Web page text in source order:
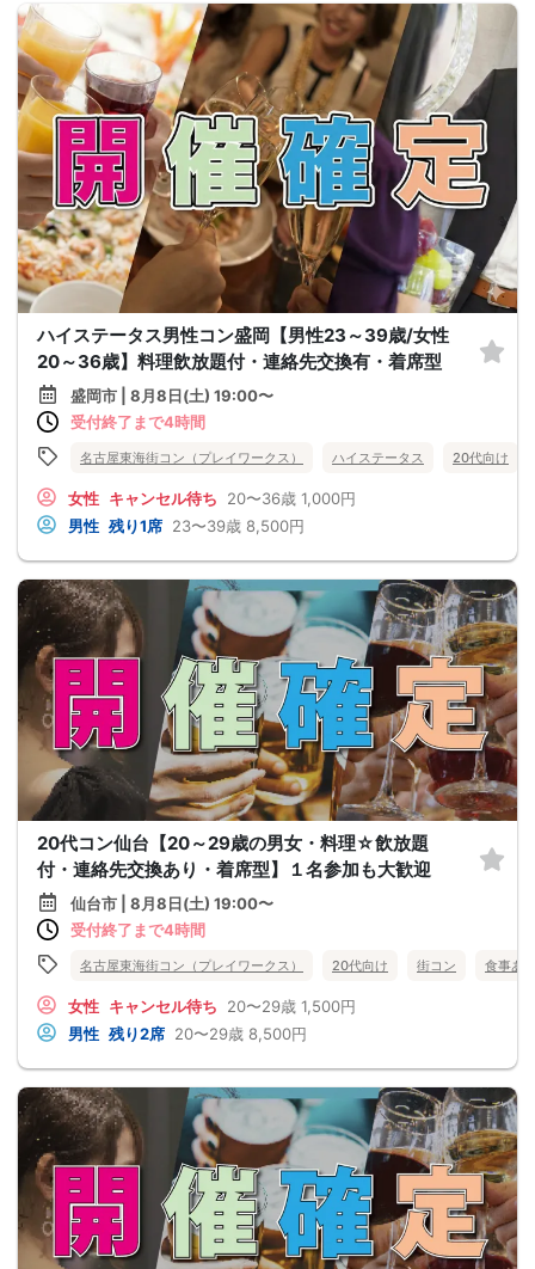
ハイステータス男性コン盛岡【男性23～39歳/女性
20～36歳】料理飲放題付・連絡先交換有・着席型
盛岡市 | 8月8日(土) 19:00〜
受付終了まで4時間
名古屋東海街コン（プレイワークス） ハイステータス 20代向け
女性 キャンセル待ち 20〜36歳 1,000円
男性 残り1席 23〜39歳 8,500円
20代コン仙台【20～29歳の男女・料理☆飲放題
付・連絡先交換あり・着席型】１名参加も大歓迎
仙台市 | 8月8日(土) 19:00〜
受付終了まで4時間
名古屋東海街コン（プレイワークス） 20代向け 街コン 食事あ
女性 キャンセル待ち 20〜29歳 1,500円
男性 残り2席 20〜29歳 8,500円